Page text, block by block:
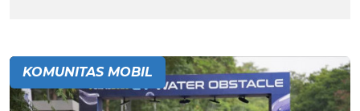
KOMUNITAS MOBIL